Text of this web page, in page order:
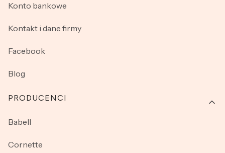
Konto bankowe
Kontakt i dane firmy
Facebook
Blog
PRODUCENCI
Babell
Cornette